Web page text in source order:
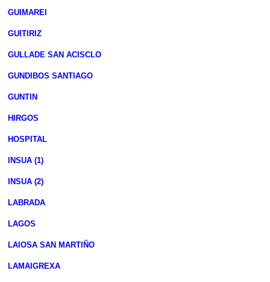
GUIMAREI
GUITIRIZ
GULLADE SAN ACISCLO
GUNDIBOS SANTIAGO
GUNTIN
HIRGOS
HOSPITAL
INSUA (1)
INSUA (2)
LABRADA
LAGOS
LAIOSA SAN MARTIÑO
LAMAIGREXA